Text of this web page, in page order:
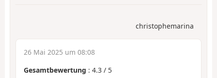
christophemarina
26 Mai 2025 um 08:08
Gesamtbewertung : 4.3 / 5